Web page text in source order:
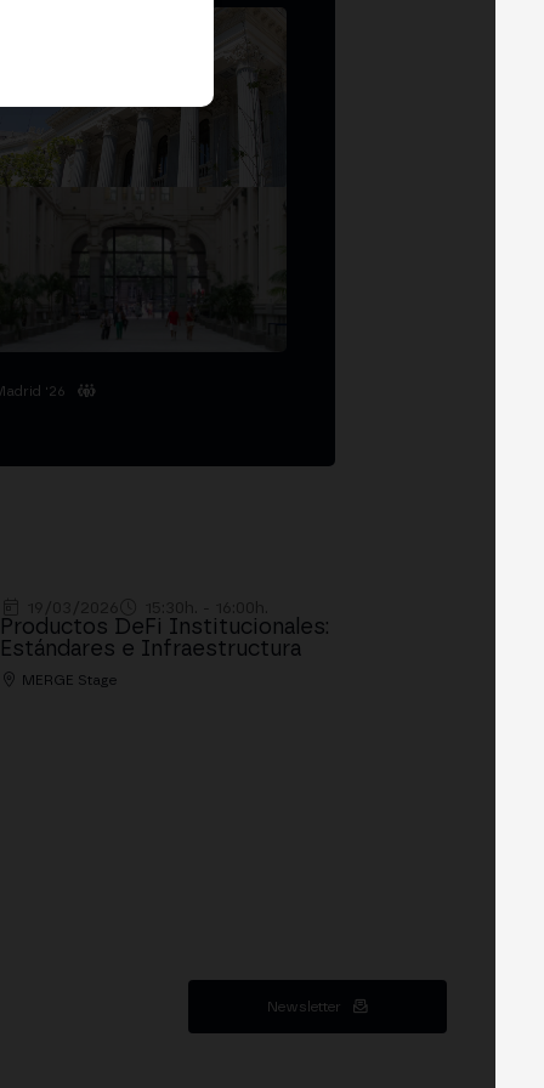
'26
Productos DeFi Institucionales:
Estándares e Infraestructura
MERGE Stage
Newsletter